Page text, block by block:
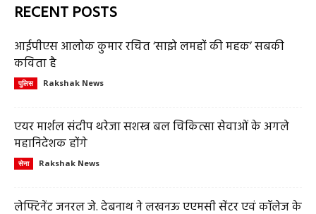
RECENT POSTS
आईपीएस आलोक कुमार रचित ‘साझे लमहों की महक’ सबकी
कविता है
पुलिस Rakshak News
एयर मार्शल संदीप थरेजा सशस्त्र बल चिकित्सा सेवाओं के अगले
महानिदेशक होंगे
सेना Rakshak News
लेफ्टिनेंट जनरल जे. देबनाथ ने लखनऊ एएमसी सेंटर एवं कॉलेज के